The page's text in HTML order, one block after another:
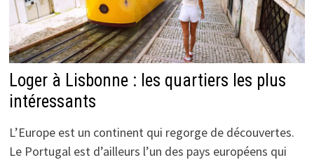
Loger à Lisbonne : les quartiers les plus
intéressants
L’Europe est un continent qui regorge de découvertes.
Le Portugal est d’ailleurs l’un des pays européens qui